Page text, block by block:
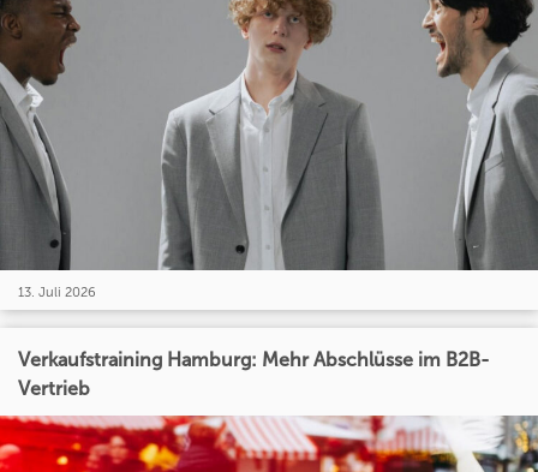
13. Juli 2026
Verkaufstraining Hamburg: Mehr Abschlüsse im B2B-
Vertrieb